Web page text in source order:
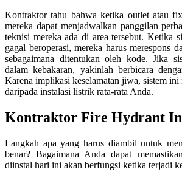
Kontraktor tahu bahwa ketika outlet atau
mereka dapat menjadwalkan panggilan
teknisi mereka ada di area tersebut. Ketika
gagal beroperasi, mereka harus merespons
sebagaimana ditentukan oleh kode. Jika
dalam kebakaran, yakinlah berbicara
Karena implikasi keselamatan jiwa, sistem
daripada instalasi listrik rata-rata Anda.
Kontraktor Fire Hydrant
Langkah apa yang harus diambil untuk
benar? Bagaimana Anda dapat
diinstal hari ini akan berfungsi ketika terjadi